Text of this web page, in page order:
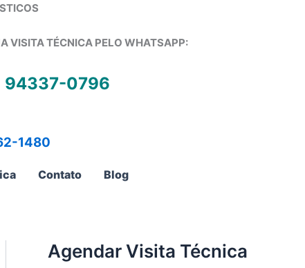
VISITA TÉCNICA PELO WHATSAPP:
94337-0796
1480
Contato Blog
Agendar Visita Técnica